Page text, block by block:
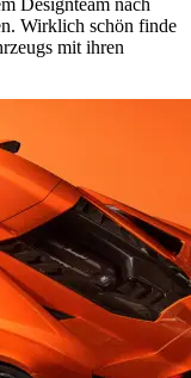
Wirklich schön finde
mit ihren